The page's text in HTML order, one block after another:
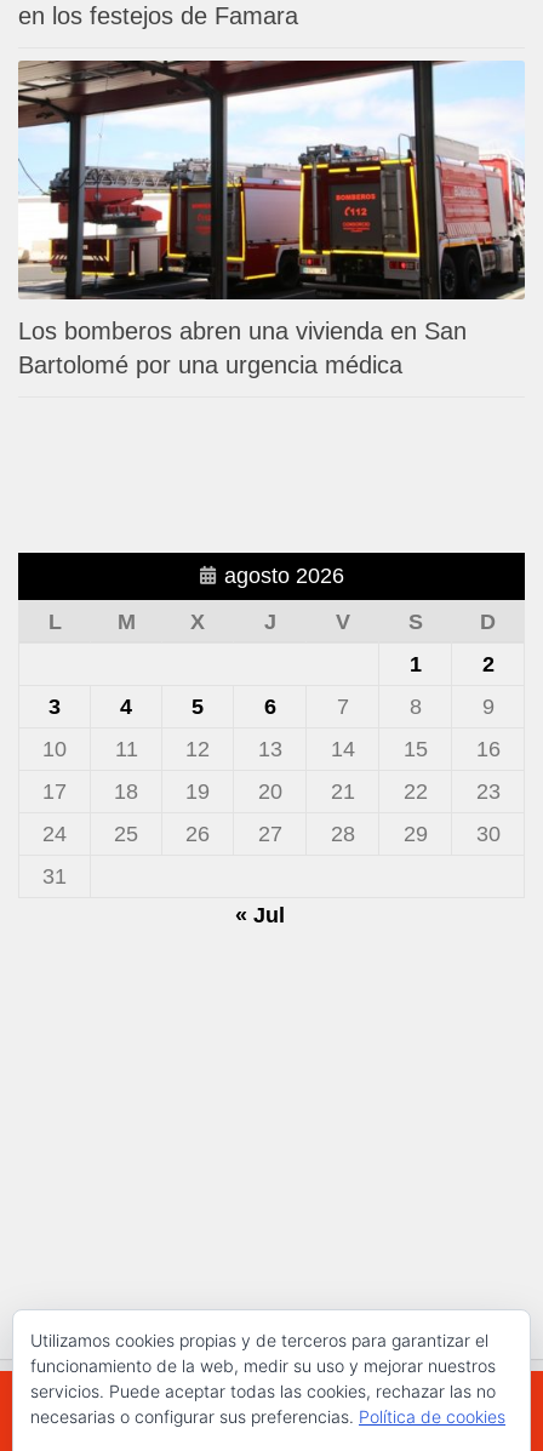
en los festejos de Famara
Los bomberos abren una vivienda en San
Bartolomé por una urgencia médica
agosto 2026
L
M X J V S
D
1
2
3
4 5 6 7 8
9
10
11 12 13 14 15
16
17
18 19 20 21 22
23
24
25 26 27 28 29
30
31
« Jul
Utilizamos cookies propias y de terceros para garantizar el
funcionamiento de la web, medir su uso y mejorar nuestros
servicios. Puede aceptar todas las cookies, rechazar las no
necesarias o configurar sus preferencias. Política de cookies